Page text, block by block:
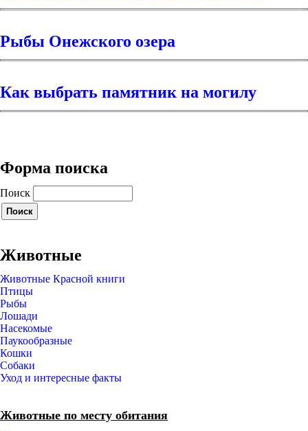
Рыбы Онежского озера
Как выбрать памятник на могилу
Форма поиска
Поиск
Животные
Животные Красной книги
Птицы
Рыбы
Лошади
Насекомые
Паукообразные
Кошки
Собаки
Уход и интересные факты
Животные по месту обитания